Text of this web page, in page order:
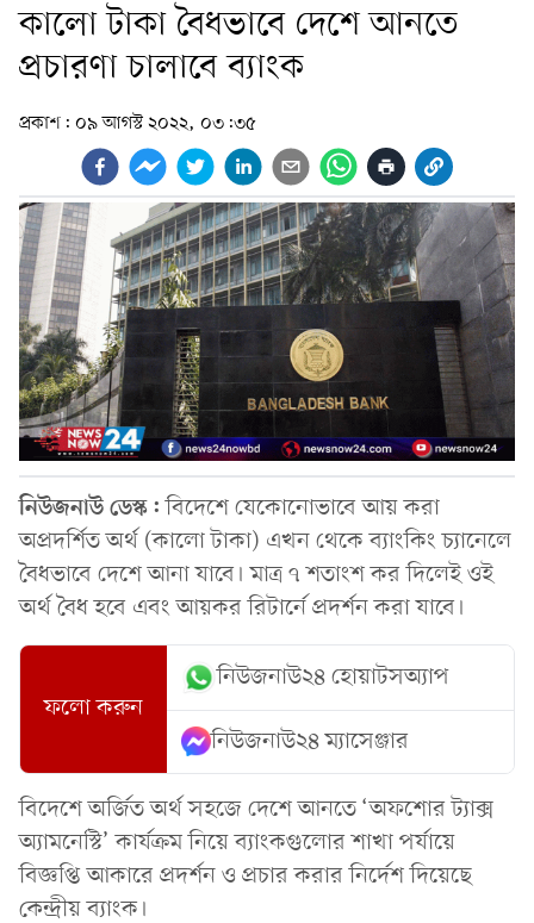
কালো টাকা বৈধভাবে দেশে আনতে
প্রচারণা চালাবে ব্যাংক
প্রকাশ: ০৯ আগস্ট ২০২২, ০৩:৩৫
নিউজনাউ ডেস্ক:বিদেশে যেকোনোভাবে আয় করা
অপ্রদর্শিত অর্থ (কালো টাকা) এখন থেকে ব্যাংকিং চ্যানেলে
বৈধভাবে দেশে আনা যাবে। মাত্র ৭ শতাংশ কর দিলেই ওই
অর্থ বৈধ হবে এবং আয়কর রিটার্নে প্রদর্শন করা যাবে।
ফলো করুন
নিউজনাউ২৪ হোয়াটসঅ্যাপ
নিউজনাউ২৪ ম্যাসেঞ্জার
বিদেশে অর্জিত অর্থ সহজে দেশে আনতে ‘অফশোর ট্যাক্স
অ্যামনেস্টি’ কার্যক্রম নিয়ে ব্যাংকগুলোর শাখা পর্যায়ে
বিজ্ঞপ্তি আকারে প্রদর্শন ও প্রচার করার নির্দেশ দিয়েছে
কেন্দ্রীয় ব্যাংক।